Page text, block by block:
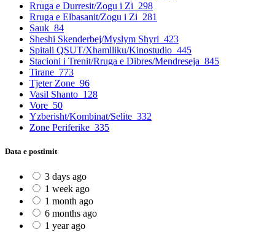
Rruga e Durresit/Zogu i Zi 298
Rruga e Elbasanit/Zogu i Zi 281
Sauk 84
Sheshi Skenderbej/Myslym Shyri 423
Spitali QSUT/Xhamlliku/Kinostudio 445
Stacioni i Trenit/Rruga e Dibres/Mendreseja 845
Tirane 773
Tjeter Zone 96
Vasil Shanto 128
Vore 50
Yzberisht/Kombinat/Selite 332
Zone Periferike 335
Data e postimit
3 days ago
1 week ago
1 month ago
6 months ago
1 year ago